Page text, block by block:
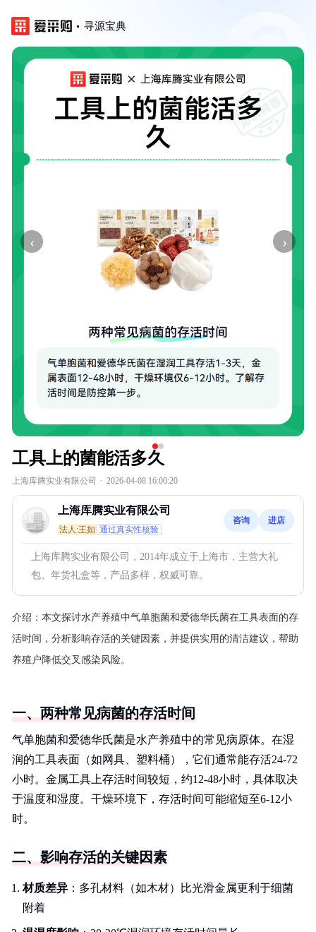
寻源宝典
‹ ›
工具上的菌能活多久
上海库腾实业有限公司 · 2026-04-08 16:00:20
上海库腾实业有限公司
法人:王如 通过真实性核验
咨询 进店
上海库腾实业有限公司，2014年成立于上海市，主营大礼
包、年货礼盒等，产品多样，权威可靠。
介绍： 本文探讨水产养殖中气单胞菌和爱德华氏菌在工具表面的存
活时间，分析影响存活的关键因素，并提供实用的清洁建议，帮助
养殖户降低交叉感染风险。
一、两种常见病菌的存活时间
气单胞菌和爱德华氏菌是水产养殖中的常见病原体。在湿
润的工具表面（如网具、塑料桶），它们通常能存活24-72
小时。金属工具上存活时间较短，约12-48小时，具体取决
于温度和湿度。干燥环境下，存活时间可能缩短至6-12小
时。
二、影响存活的关键因素
材质差异 ：多孔材料（如木材）比光滑金属更利于细菌
附着